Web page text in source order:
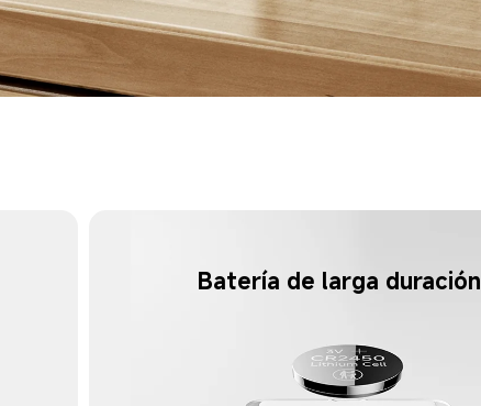
Batería de larga duración